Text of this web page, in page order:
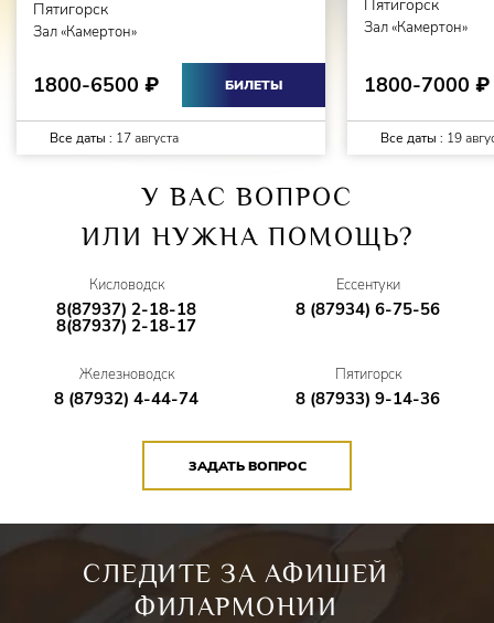
Пятигорск
Зал «Камертон»
1800-6500 ₽ БИЛЕТЫ
Все даты : 17 августа
Пятигорск
Зал «Камертон»
1800-7000 ₽
Все даты : 19
У ВАС ВОПРОС
ИЛИ НУЖНА ПОМОЩЬ?
Кисловодск
8(87937) 2-18-18
8(87937) 2-18-17
Ессентуки
8 (87934) 6-75-56
Железноводск
8 (87932) 4-44-74
Пятигорск
8 (87933) 9-14-36
ЗАДАТЬ ВОПРОС
СЛЕДИТЕ ЗА АФИШЕЙ
ФИЛАРМОНИИ